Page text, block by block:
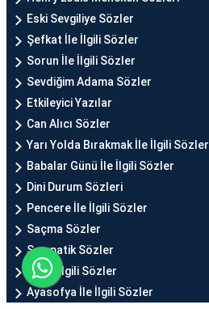
Eski Sevgiliye Sözler
Şefkat İle İlgili Sözler
Sorun İle İlgili Sözler
Sevdiğim Adama Sözler
Etkileyici Yazılar
Can Alıcı Sözler
Yarı Yolda Bırakmak İle İlgili Sözler
Babalar Günü İle İlgili Sözler
Dini Durum Sözleri
Pencere İle İlgili Sözler
Saçma Sözler
Sempatik Sözler
Ah İle İlgili Sözler
Ayasofya İle İlgili Sözler